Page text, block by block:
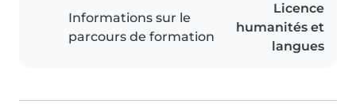
Informations sur le
parcours de formation
Licence
humanités et
langues